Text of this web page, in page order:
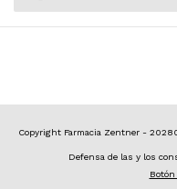
Copyright Farmacia Zentner -
Defensa de las y los